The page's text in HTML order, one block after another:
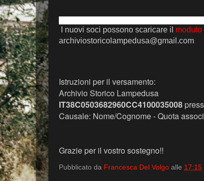
I nuovi soci possono scaricare il
archiviostoricolampedusa@gmail.com
Istruzioni per il versamento:
Archivio Storico Lampedusa
IT38C0503682960CC4100035008
Causale: Nome/Cognome - Quota
Grazie per il vostro sostegno!!
Pubblicato da Francesca Del Volgo alle 17:15